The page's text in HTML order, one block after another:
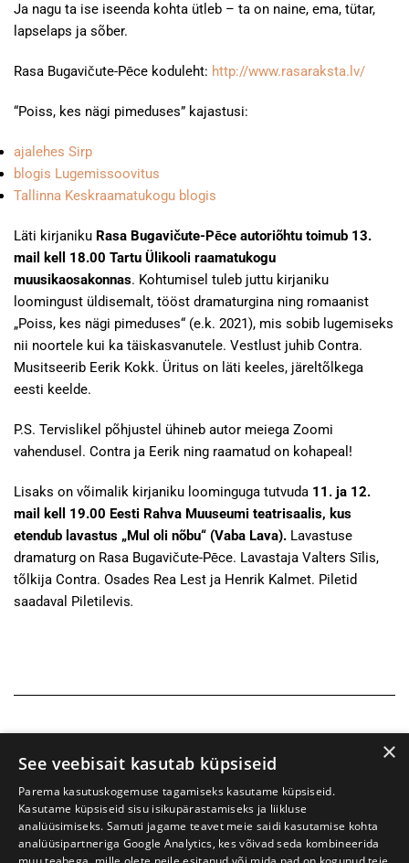
Ja nagu ta ise iseenda kohta ütleb – ta on naine, ema, tütar,
lapselaps ja sõber.
Rasa Bugavičute-Pēce koduleht: http://www.rasaraksta.lv/
“Poiss, kes nägi pimeduses” kajastusi:
ajalehes Sirp
blogis Lugemissoovitus
Tallinna Keskraamatukogu blogis
Läti kirjaniku Rasa Bugavičute-Pēce autoriõhtu toimub 13.
mail kell 18.00 Tartu Ülikooli raamatukogu
muusikaosakonnas. Kohtumisel tuleb juttu kirjaniku
loomingust üldisemalt, tööst dramaturgina ning romaanist
„Poiss, kes nägi pimeduses“ (e.k. 2021), mis sobib lugemiseks
nii noortele kui ka täiskasvanutele. Vestlust juhib Contra.
Musitseerib Eerik Kokk. Üritus on läti keeles, järeltõlkega
eesti keelde.
P.S. Tervislikel põhjustel ühineb autor meiega Zoomi
vahendusel. Contra ja Eerik ning raamatud on kohapeal!
Lisaks on võimalik kirjaniku loominguga tutvuda 11. ja 12.
mail kell 19.00 Eesti Rahva Muuseumi teatrisaalis, kus
etendub lavastus „Mul oli nõbu“ (Vaba Lava). Lavastuse
dramaturg on Rasa Bugavičute-Pēce. Lavastaja Valters Sīlis,
tõlkija Contra. Osades Rea Lest ja Henrik Kalmet. Piletid
saadaval Piletilevis.
×
See veebisait kasutab küpsiseid
Parema kasutuskogemuse tagamiseks kasutame küpsiseid.
Kasutame küpsiseid sisu isikupärastamiseks ja liikluse
analüüsimiseks. Samuti jagame teavet meie saidi kasutamise kohta
analüüsipartneriga Google Analytics, kes võivad seda kombineerida